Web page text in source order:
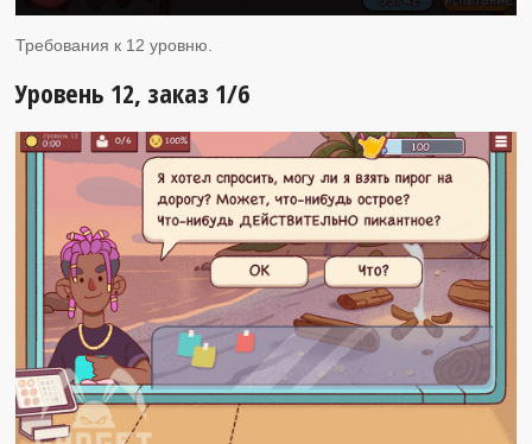
Требования к 12 уровню.
Уровень 12, заказ 1/6